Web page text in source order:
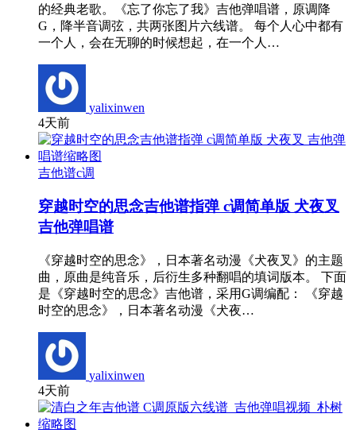
的经典老歌。《忘了你忘了我》吉他弹唱谱，原调降
G，降半音调弦，共两张图片六线谱。 每个人心中都有
一个人，会在无聊的时候想起，在一个人…
yalixinwen
4天前
吉他谱c调
穿越时空的思念吉他谱指弹 c调简单版 犬夜叉
吉他弹唱谱
《穿越时空的思念》，日本著名动漫《犬夜叉》的主题
曲，原曲是纯音乐，后衍生多种翻唱的填词版本。 下面
是《穿越时空的思念》吉他谱，采用G调编配： 《穿越
时空的思念》，日本著名动漫《犬夜…
yalixinwen
4天前